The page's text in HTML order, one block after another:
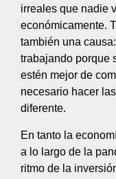
irreales que nadie
económicamente.
también una
trabajando porque
estén mejor de
necesario hacer
diferente.
En tanto la
a lo largo de la
ritmo de la